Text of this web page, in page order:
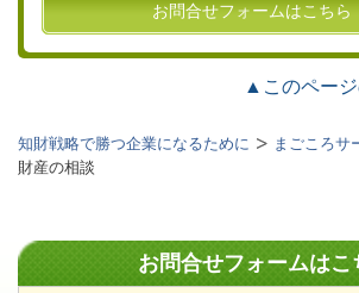
お問合せフォームはこちら
▲このペー
知財戦略で勝つ企業になるために まごころサ
財産の相談
お問合せフォームはこ